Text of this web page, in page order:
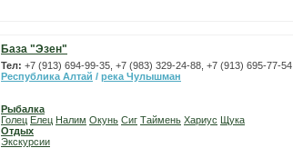
База "Эзен"
Тел: +7 (913) 694-99-35, +7 (983) 329-24-88, +7 (913) 695-77-54
Республика Алтай / река Чулышман
Рыбалка
Голец Елец Налим Окунь Сиг Таймень Хариус Щука
Отдых
Экскурсии